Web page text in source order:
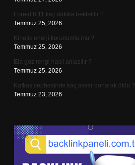
Loreal 8.11 kaç dakika bekletilir ?
Temmuz 25, 2026
Kinetik enerji korunumlu mu ?
Temmuz 25, 2026
Ela göz rengi nasıl anlaşılır ?
Temmuz 25, 2026
Kafkas cephesinde kaç asker donarak öldü ?
Temmuz 23, 2026